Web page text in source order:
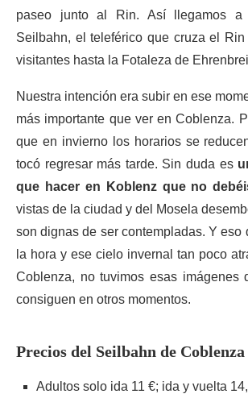
paseo junto al Rin. Así llegamos a
Seilbahn, el teleférico que cruza el
visitantes hasta la Fotaleza de
Nuestra intención era subir en ese
más importante que ver en Coblenza.
que en invierno los horarios se
tocó regresar más tarde. Sin duda es
que hacer en Koblenz que no
vistas de la ciudad y del Mosela
son dignas de ser contempladas. Y eso
la hora y ese cielo invernal tan poco
Coblenza, no tuvimos esas imágenes
consiguen en otros momentos.
Precios del Seilbahn de Coblenza
Adultos solo ida 11 €; ida y vuelta